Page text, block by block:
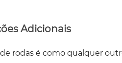
Adicionais
rodas é como qualquer